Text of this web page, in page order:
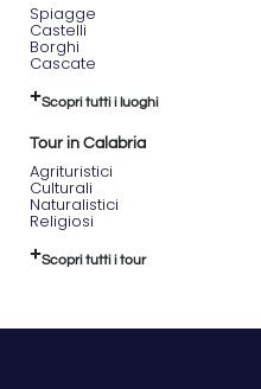
Spiagge
Castelli
Borghi
Cascate
Scopri tutti i luoghi
Tour in Calabria
Agrituristici
Culturali
Naturalistici
Religiosi
Scopri tutti i tour